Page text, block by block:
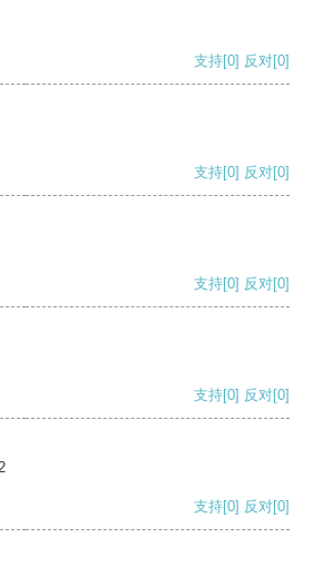
支持[0] 反对[0]
支持[0] 反对[0]
支持[0] 反对[0]
支持[0] 反对[0]
支持[0] 反对[0]